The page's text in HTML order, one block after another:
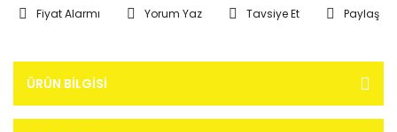
Fiyat Alarmı Yorum Yaz Tavsiye Et Paylaş
ÜRÜN BILGISI